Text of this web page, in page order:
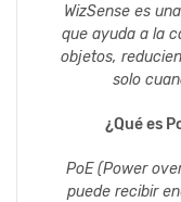
WizSense es
que ayuda a la
objetos,
solo
¿Qué es
PoE (Power
puede recibir